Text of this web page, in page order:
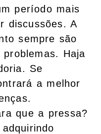
período mais
discussões. A
sempre são
Haja
Se
a melhor
que a pressa?